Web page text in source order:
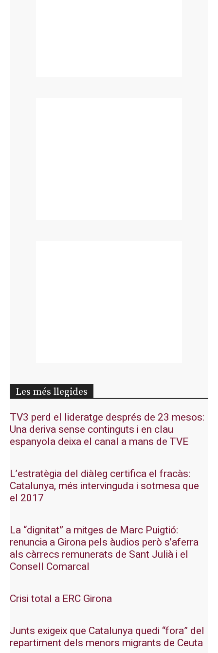
Les més llegides
TV3 perd el lideratge després de 23 mesos:
Una deriva sense continguts i en clau
espanyola deixa el canal a mans de TVE
L’estratègia del diàleg certifica el fracàs:
Catalunya, més intervinguda i sotmesa que
el 2017
La “dignitat” a mitges de Marc Puigtió:
renuncia a Girona pels àudios però s’aferra
als càrrecs remunerats de Sant Julià i el
Consell Comarcal
Crisi total a ERC Girona
Junts exigeix que Catalunya quedi “fora” del
repartiment dels menors migrants de Ceuta